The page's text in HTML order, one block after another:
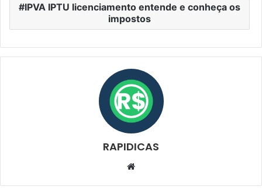
IPVA IPTU licenciamento entende e conheça os
impostos
RAPIDICAS
Website